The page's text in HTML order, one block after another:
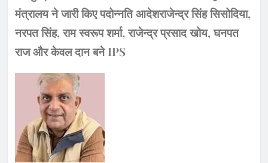
मंत्रालय ने जारी किए पदोन्नति आदेशराजेन्द्र सिंह सिसोदिया,
नरपत सिंह, राम स्वरूप शर्मा, राजेन्द्र प्रसाद खोय, घनपत
राज और केवल दान बने IPS